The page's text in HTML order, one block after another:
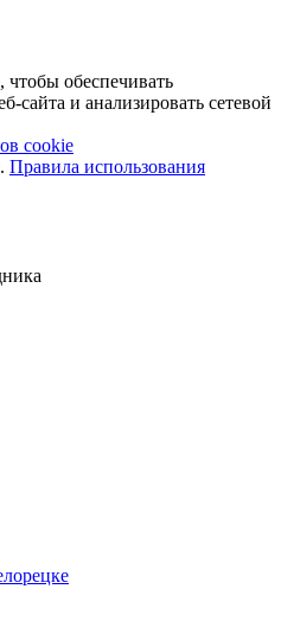
обеспечивать
сайта и анализировать сетевой
cookie
Правила использования